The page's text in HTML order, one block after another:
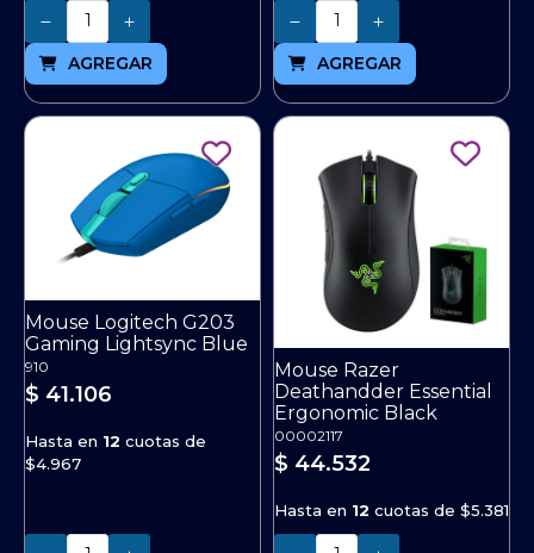
Cantidad
AGREGAR
Cantidad
AGREGAR
Mouse Logitech G203
Gaming Lightsync Blue
910
$ 41.106
Hasta en 12 cuotas de
$4.967
Cantidad
Mouse Razer
Deathandder Essential
Ergonomic Black
00002117
$ 44.532
Hasta en 12 cuotas de $5.381
Cantidad